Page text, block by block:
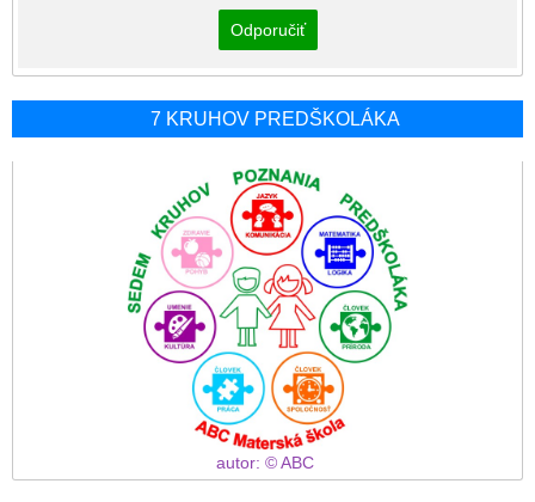
Odporučiť
7 KRUHOV PREDŠKOLÁKA
autor: © ABC